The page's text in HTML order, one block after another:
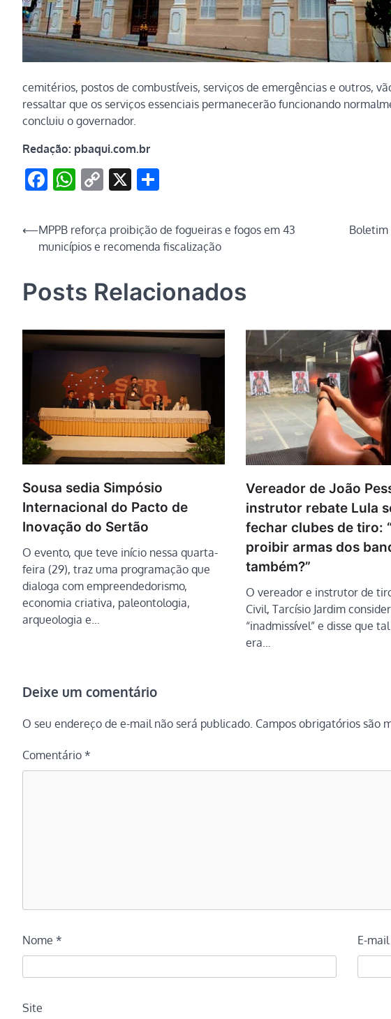
cemitérios, postos de combustíveis, serviços de emergências e outros,
ressaltar que os serviços essenciais permanecerão funcionando
concluiu o governador.
Redação: pbaqui.com.br
Facebook
WhatsApp
Copy
X
Navegação
⟵MPPB reforça proibição de fogueiras e fogos em 43
municípios e recomenda fiscalização
Boletim
Posts Relacionados
Sousa sedia Simpósio
Internacional do Pacto de
Inovação do Sertão
O evento, que teve início nessa quarta-
feira (29), traz uma programação que
dialoga com empreendedorismo,
economia criativa, paleontologia,
arqueologia e…
Vereador de João
instrutor rebate Lula
fechar clubes de tiro:
proibir armas dos
também?”
O vereador e instrutor de
Civil, Tarcísio Jardim
“inadmissível” e disse que
era…
Deixe um comentário
O seu endereço de e-mail não será publicado. Campos obrigatórios são
Comentário *
Nome * E-mail
Site